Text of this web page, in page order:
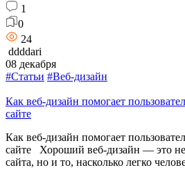
1
0
24
ddddari
08 декабря
#Статьи #Веб-дизайн
Как веб-дизайн помогает
сайте
Как веб-дизайн помогает
сайте Хороший веб-дизайн — это
сайта, но и то, насколько легко